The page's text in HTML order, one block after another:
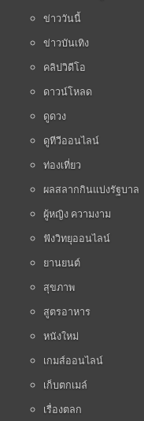
ข่าววันนี้
ข่าวบันเทิง
คลิปวิดีโอ
ดาวน์โหลด
ดูดวง
ดูทีวีออนไลน์
ท่องเที่ยว
ผลสลากกินแบ่งรัฐบาล
ผู้หญิง ความงาม
ฟังวิทยุออนไลน์
ยานยนต์
สุขภาพ
สูตรอาหาร
หนังใหม่
เกมส์ออนไลน์
เก็บตกเมล์
เรื่องตลก